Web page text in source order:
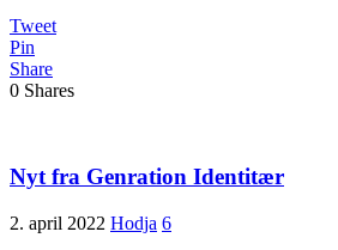
Tweet
Pin
Share
0 Shares
Nyt fra Genration Identitær
2. april 2022 Hodja 6